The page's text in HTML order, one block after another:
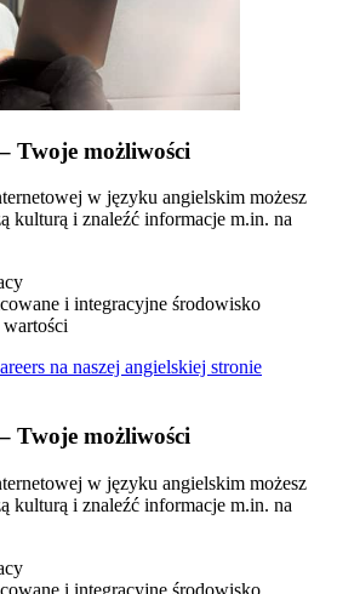
Twoje możliwości
w języku angielskim możesz
kulturą i znaleźć informacje m.in. na
i integracyjne środowisko
na naszej angielskiej stronie
Twoje możliwości
w języku angielskim możesz
kulturą i znaleźć informacje m.in. na
i integracyjne środowisko